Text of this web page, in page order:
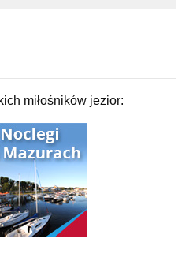
miłośników jezior: